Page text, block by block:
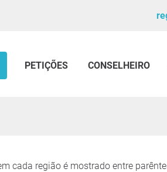
PETIÇÕES CONSELHEIRO
cada região é mostrado entre